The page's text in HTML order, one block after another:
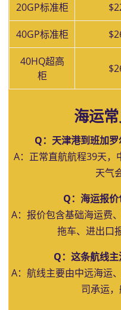
20GP标准柜
40GP标准柜
40HQ超高
柜
海运
Q：天津港到班加罗
A：正常直航航程39天，
天气
Q：海运报价
A：报价包含基础海运费
拖车、进出口
Q：这条航线主
A：航线主要由中远海运
司承运，